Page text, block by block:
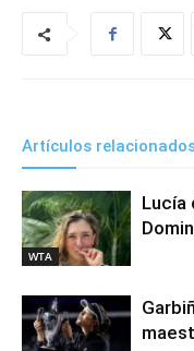
Artículos
WTA
Lucía